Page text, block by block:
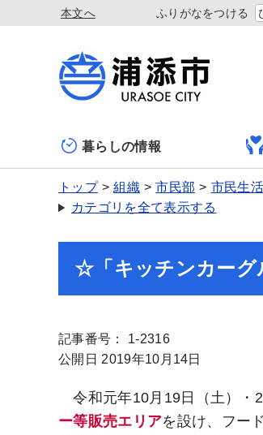
本文へ ふりがなをつける
暮らしの情報
トップ 組織 市民部
市民生
カテゴリを全て表示する
☆「キッチンカーグ
記事番号： 1-2316
公開日 2019年10月14日
令和元年10月19日（土）・
ー等販売エリアを設け、フー